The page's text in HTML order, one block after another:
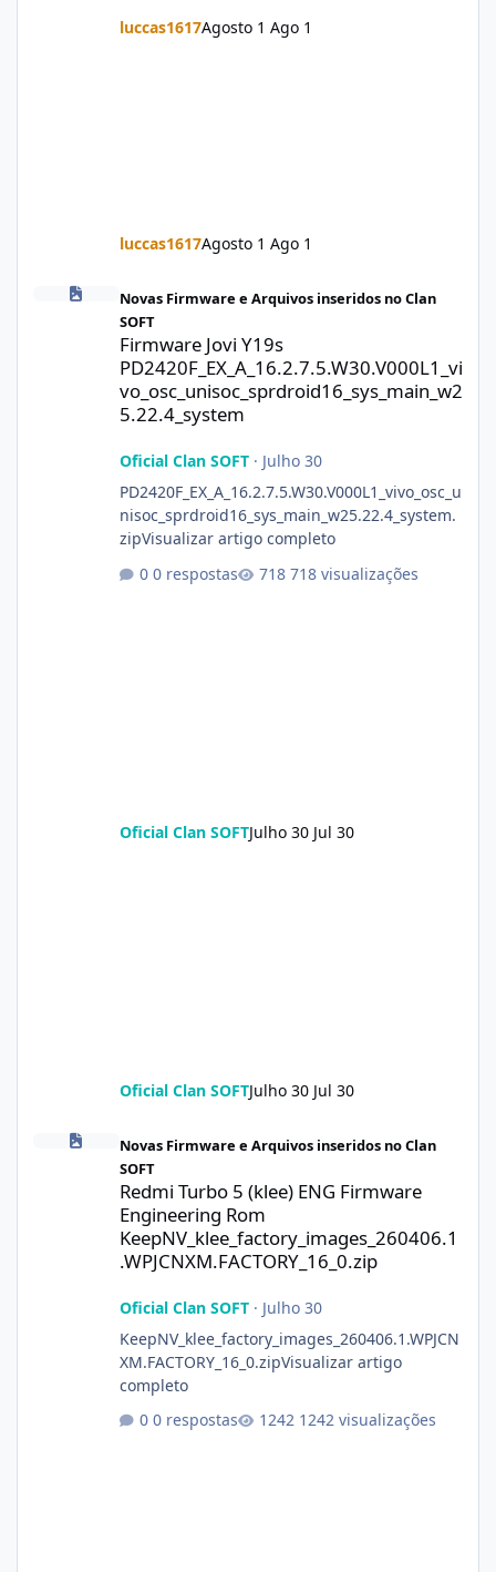
luccas1617Agosto 1 Ago 1
luccas1617Agosto 1 Ago 1
Firmware Jovi Y19s
Novas Firmware e Arquivos inseridos no Clan
SOFT
Firmware Jovi Y19s
PD2420F_EX_A_16.2.7.5.W30.V000L1_vi
vo_osc_unisoc_sprdroid16_sys_main_w2
5.22.4_system
Oficial Clan SOFT· Julho 30
PD2420F_EX_A_16.2.7.5.W30.V000L1_vivo_osc_u
nisoc_sprdroid16_sys_main_w25.22.4_system.
zipVisualizar artigo completo
0 respostas
718 visualizações
Oficial Clan SOFTJulho 30 Jul 30
Oficial Clan SOFTJulho 30 Jul 30
Novas Firmware e Arquivos inseridos no Clan
SOFT
Redmi Turbo 5 (klee) ENG Firmware
Engineering Rom
KeepNV_klee_factory_images_260406.1
.WPJCNXM.FACTORY_16_0.zip
Oficial Clan SOFT· Julho 30
KeepNV_klee_factory_images_260406.1.WPJCN
XM.FACTORY_16_0.zipVisualizar artigo
completo
0 respostas
1242 visualizações